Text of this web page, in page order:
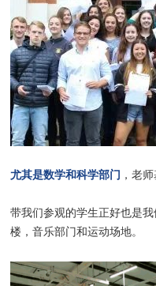
尤其是数学和科学部门 ，老
带我们参观的学生正好也是
楼，音乐部门和运动场地。